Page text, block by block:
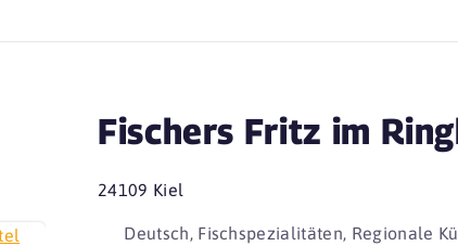
Fischers Fritz im
24109 Kiel
Deutsch, Fischspezialitäten, Regionale